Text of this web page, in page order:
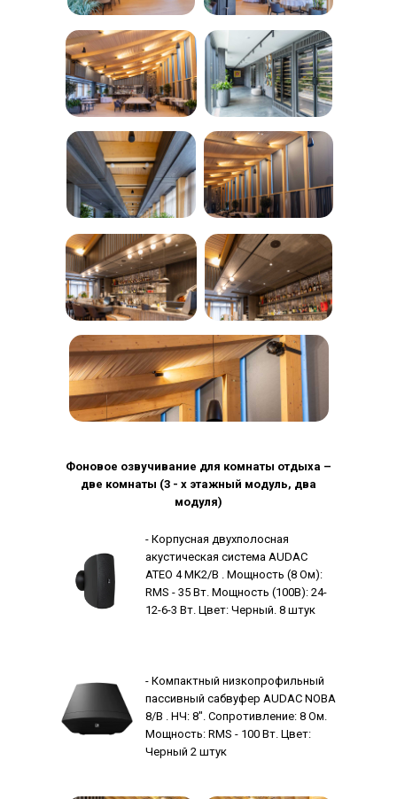
Фоновое озвучивание для комнаты отдыха –
две комнаты (3 - х этажный модуль, два
модуля)
- Корпусная двухполосная
акустическая система AUDAC
ATEO 4 MK2/B . Мощность (8 Ом):
RMS - 35 Вт. Мощность (100В): 24-
12-6-3 Вт. Цвет: Черный. 8 штук
- Компактный низкопрофильный
пассивный сабвуфер AUDAC NOBA
8/B . НЧ: 8". Сопротивление: 8 Ом.
Мощность: RMS - 100 Вт. Цвет:
Черный 2 штук